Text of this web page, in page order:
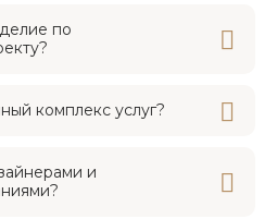
по
комплекс услуг?
и